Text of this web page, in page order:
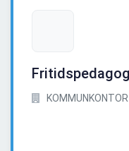
Fritidspedagog
KOMMUNKONTOR